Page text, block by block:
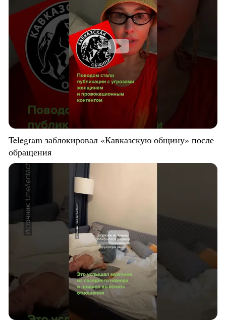
Telegram заблокировал «Кавказскую общину» после
обращения